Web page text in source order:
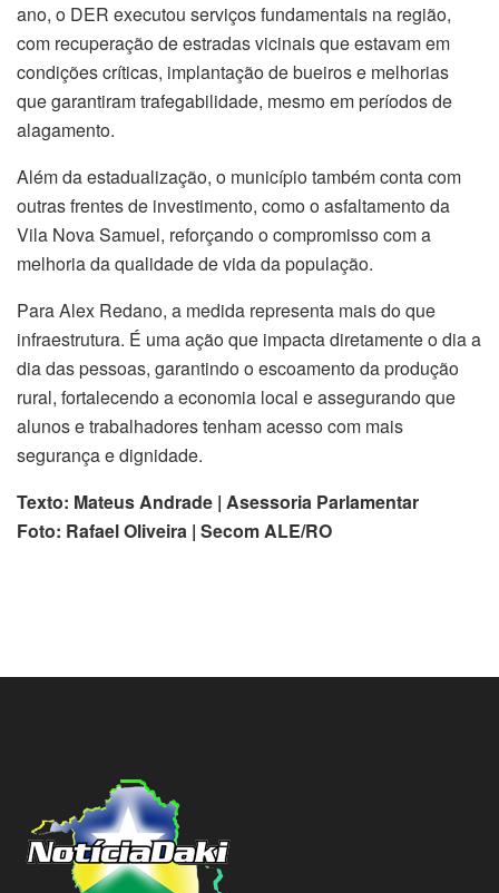
ano, o DER executou serviços fundamentais na região,
com recuperação de estradas vicinais que estavam em
condições críticas, implantação de bueiros e melhorias
que garantiram trafegabilidade, mesmo em períodos de
alagamento.
Além da estadualização, o município também conta com
outras frentes de investimento, como o asfaltamento da
Vila Nova Samuel, reforçando o compromisso com a
melhoria da qualidade de vida da população.
Para Alex Redano, a medida representa mais do que
infraestrutura. É uma ação que impacta diretamente o dia a
dia das pessoas, garantindo o escoamento da produção
rural, fortalecendo a economia local e assegurando que
alunos e trabalhadores tenham acesso com mais
segurança e dignidade.
Texto: Mateus Andrade | Asessoria Parlamentar
Foto: Rafael Oliveira | Secom ALE/RO